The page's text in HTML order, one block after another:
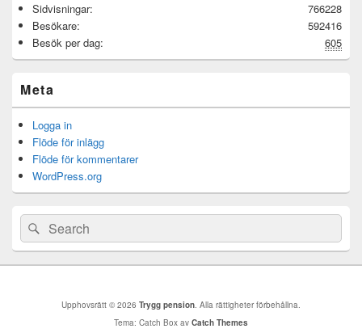
766228
Sidvisningar:
592416
Besökare:
605
Besök per dag:
Meta
Logga in
Flöde för inlägg
Flöde för kommentarer
WordPress.org
Sök
efter:
Sök
Upphovsrätt © 2026 Trygg pension. Alla rättigheter förbehållna.
Tema: Catch Box av Catch Themes